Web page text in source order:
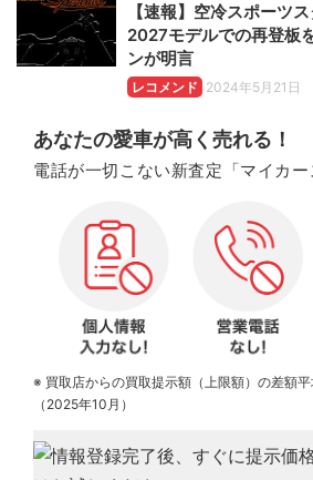
【速報】空冷スポーツ
2027モデルでの再登板
ンが明言
レコメンド 2024年5月21日
あなたの愛車が高く売れる！
電話が一切こない新査定「マイカー
※ 買取店からの買取提示額（上限額）の差額平
（2025年10月）